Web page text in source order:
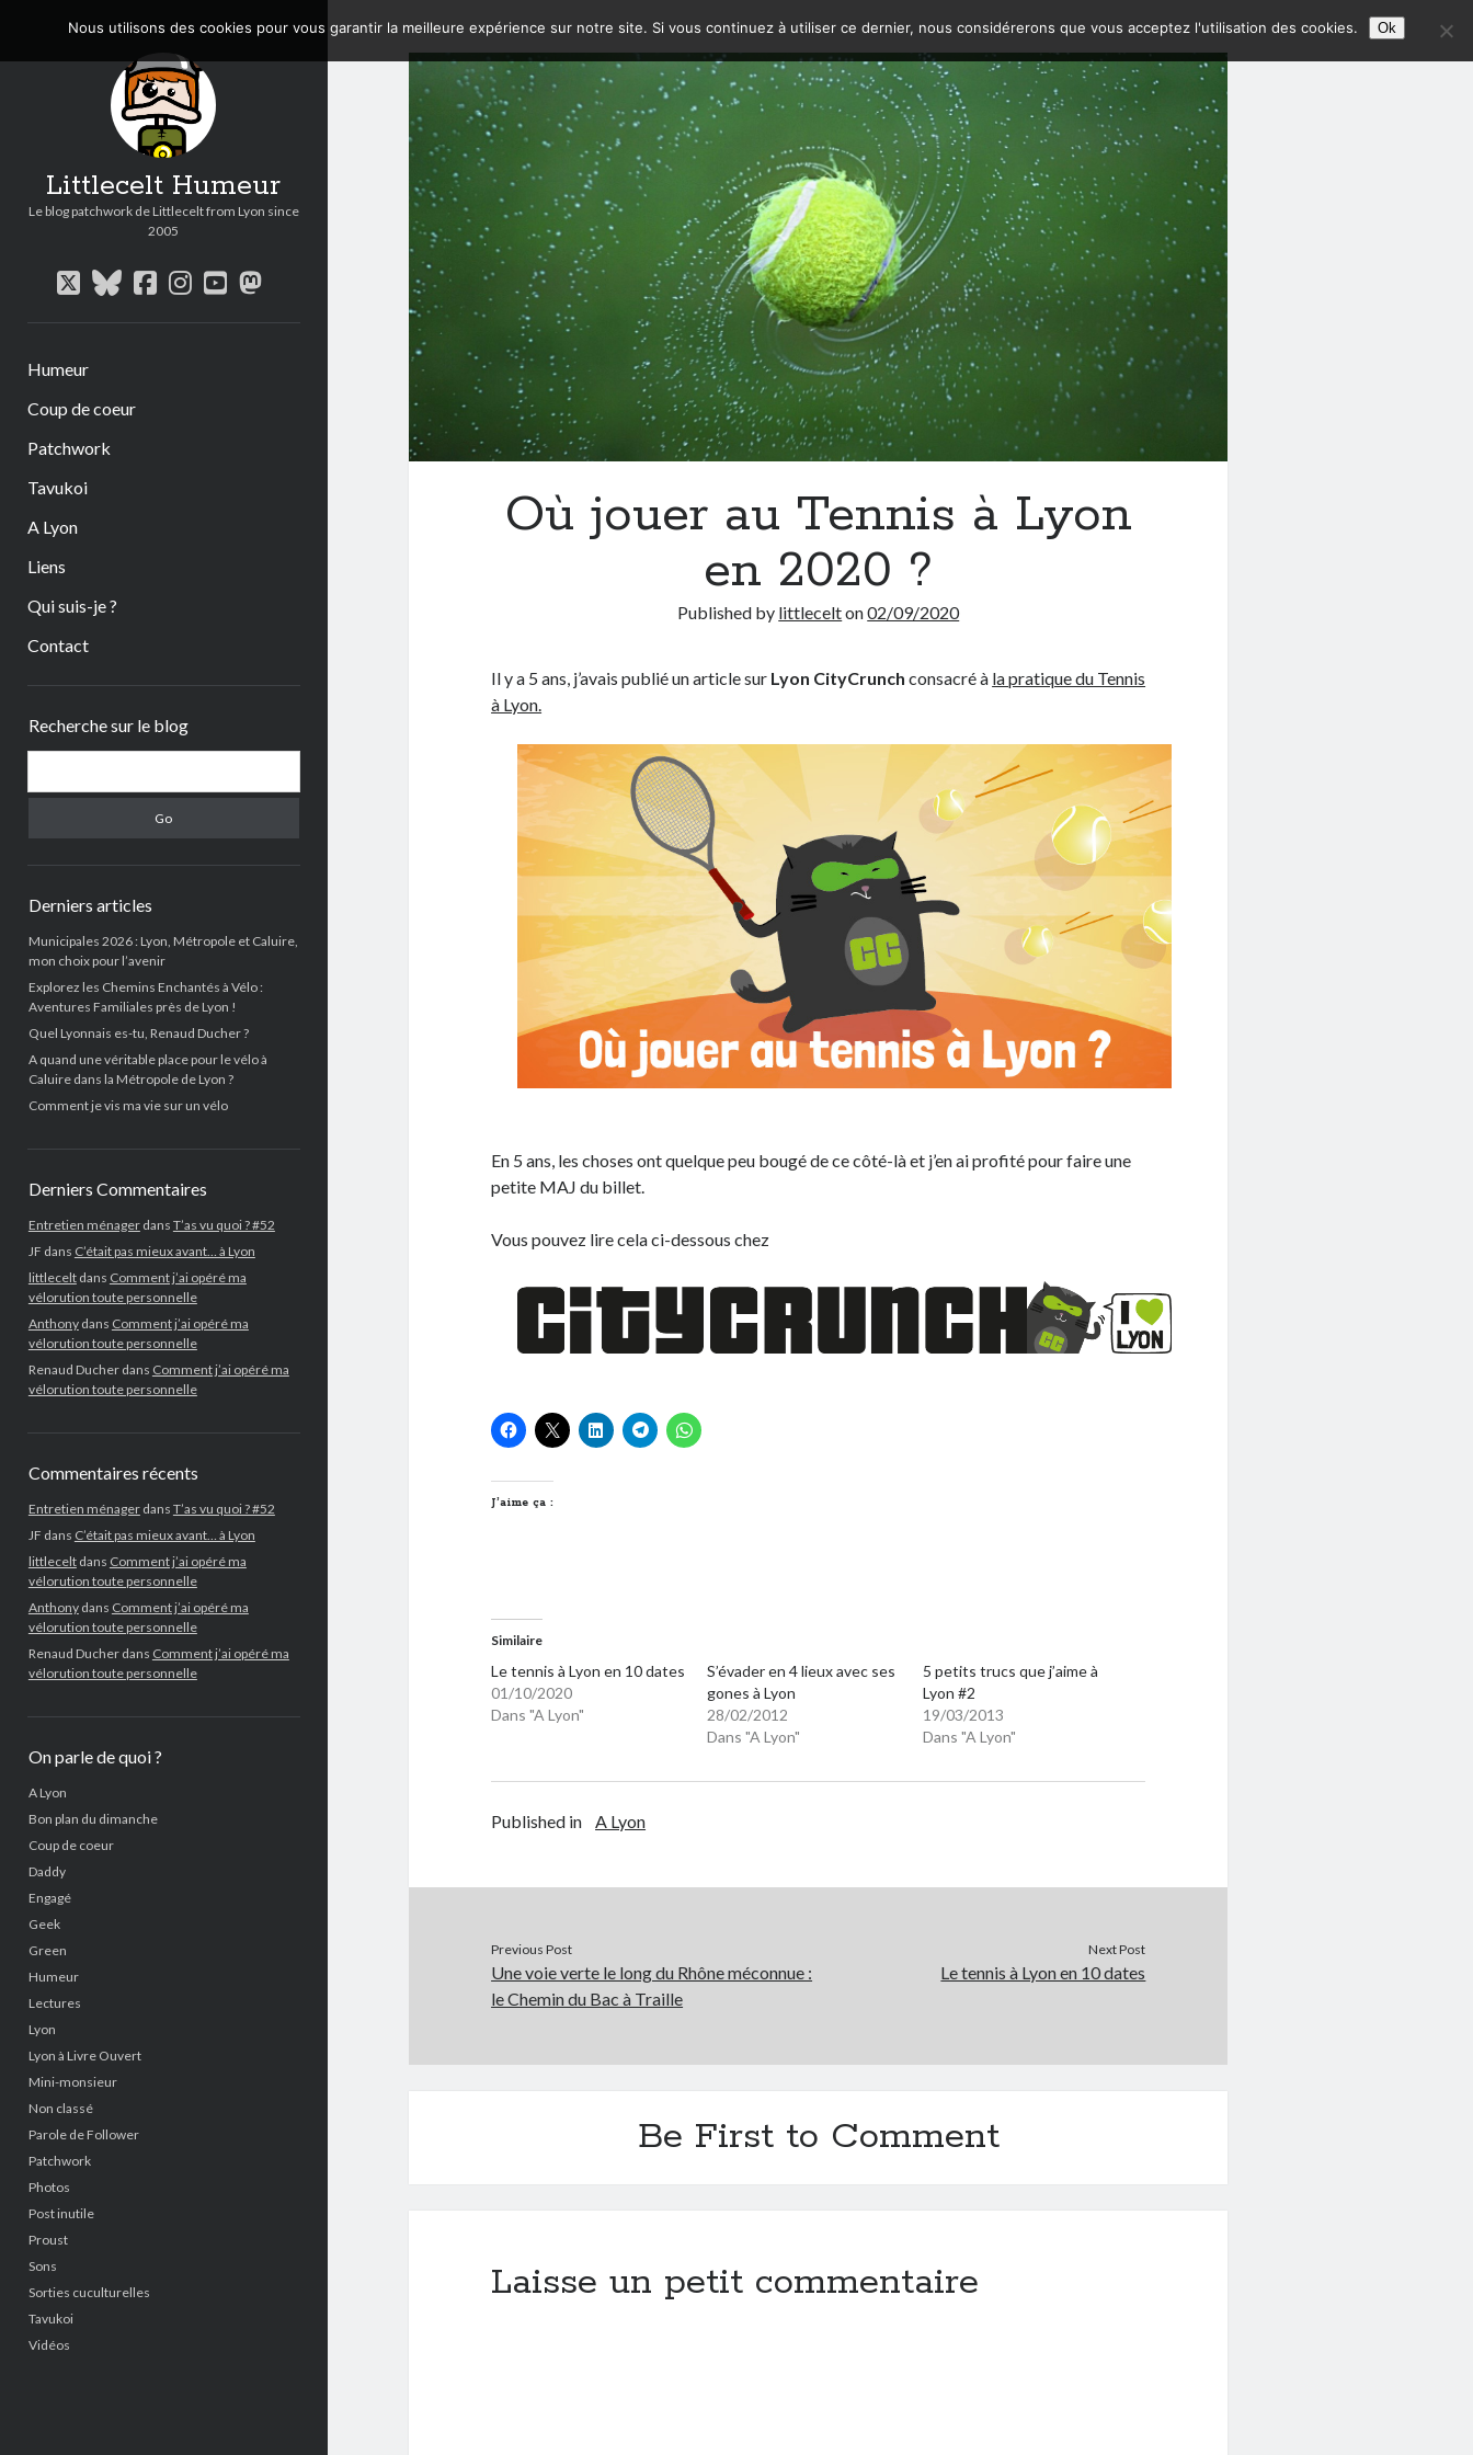
Littlecelt Humeur
Le blog patchwork de Littlecelt from Lyon since
2005
twitterbluesky
facebook
instagram
youtube
mastodon
Humeur
Coup de coeur
Patchwork
Tavukoi
A Lyon
Liens
Qui suis-je ?
Contact
Recherche sur le blog
Derniers articles
Municipales 2026 : Lyon, Métropole et Caluire,
mon choix pour l’avenir
Explorez les Chemins Enchantés à Vélo :
Aventures Familiales près de Lyon !
Quel Lyonnais es-tu, Renaud Ducher ?
A quand une véritable place pour le vélo à
Caluire dans la Métropole de Lyon ?
Comment je vis ma vie sur un vélo
Derniers Commentaires
Entretien ménagerdans T’as vu quoi ? #52
JF dans C’était pas mieux avant… à Lyon
littleceltdans Comment j’ai opéré ma
vélorution toute personnelle
Anthonydans Comment j’ai opéré ma
vélorution toute personnelle
Renaud Ducherdans Comment j’ai opéré ma
vélorution toute personnelle
Commentaires récents
Entretien ménagerdans T’as vu quoi ? #52
JF dans C’était pas mieux avant… à Lyon
littleceltdans Comment j’ai opéré ma
vélorution toute personnelle
Anthonydans Comment j’ai opéré ma
vélorution toute personnelle
Renaud Ducherdans Comment j’ai opéré ma
vélorution toute personnelle
On parle de quoi ?
A Lyon
Bon plan du dimanche
Coup de coeur
Daddy
Engagé
Geek
Green
Humeur
Lectures
Lyon
Lyon à Livre Ouvert
Mini-monsieur
Non classé
Parole de Follower
Patchwork
Photos
Post inutile
Proust
Sons
Sorties cuculturelles
Tavukoi
Vidéos
Où jouer au Tennis à Lyon
en 2020 ?
Published by littlecelton02/09/2020
Il y a 5 ans, j’avais publié un article sur Lyon CityCrunch consacré à la pratique du Tennis
à Lyon.
En 5 ans, les choses ont quelque peu bougé de ce côté-là et j’en ai profité pour faire une
petite MAJ du billet.
Vous pouvez lire cela ci-dessous chez
J’aime ça :
Similaire
Le tennis à Lyon en 10 dates
01/10/2020
Dans "A Lyon"
S’évader en 4 lieux avec ses
gones à Lyon
28/02/2012
Dans "A Lyon"
5 petits trucs que j’aime à
Lyon #2
19/03/2013
Dans "A Lyon"
Published in A Lyon
Previous Post
Une voie verte le long du Rhône méconnue :
le Chemin du Bac à Traille
Next Post
Le tennis à Lyon en 10 dates
Be First to Comment
Laisse un petit commentaire
Nous utilisons des cookies pour vous garantir la meilleure expérience sur notre site. Si vous continuez à utiliser ce dernier, nous considérerons que vous acceptez l'utilisation des cookies. Ok